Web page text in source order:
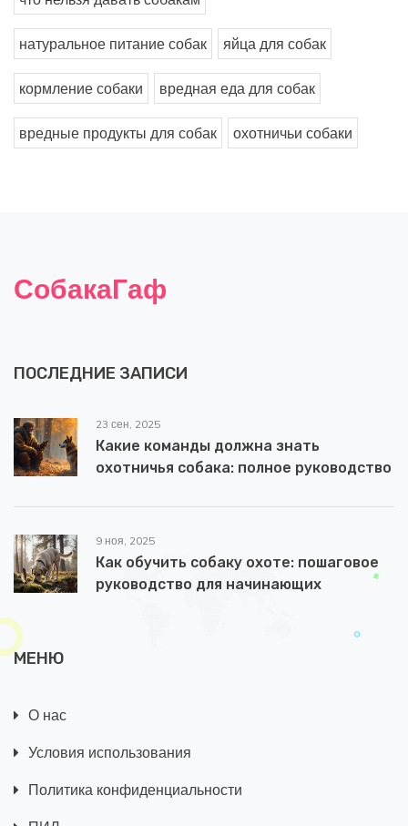
натуральное питание собак яйца для собак
кормление собаки вредная еда для собак
вредные продукты для собак охотничьи собаки
СобакаГаф
ПОСЛЕДНИЕ ЗАПИСИ
23 сен, 2025
Какие команды должна знать
охотничья собака: полное руководство
9 ноя, 2025
Как обучить собаку охоте: пошаговое
руководство для начинающих
МЕНЮ
О нас
Условия использования
Политика конфиденциальности